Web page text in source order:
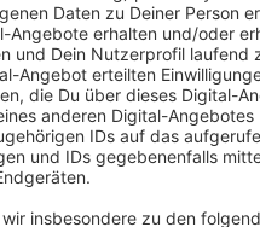
an der
sollen die Insassen verletzt
abgeschleppt
in Fahrtrichtung